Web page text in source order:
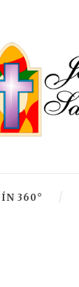
360°